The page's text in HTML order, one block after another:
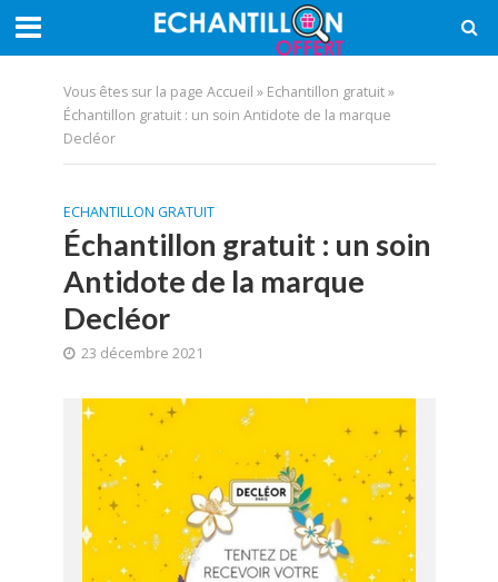
Vous êtes sur la page Accueil » Echantillon gratuit»
Échantillon gratuit : un soin Antidote de la marque
Decléor
ECHANTILLON GRATUIT
Échantillon gratuit : un soin
Antidote de la marque
Decléor
23 décembre 2021